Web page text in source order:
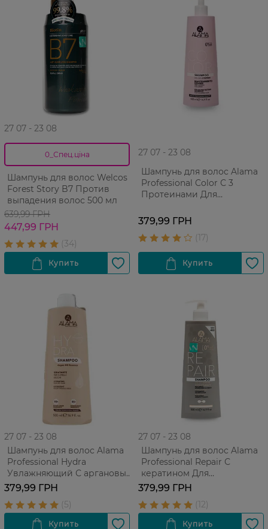
27 07 - 23 08
0_Спец.ціна
Шампунь для волос Welcos
Forest Story B7 Против
выпадения волос 500 мл
639,99 ГРН
447,99 ГРН
27 07 - 23 08
Шампунь для волос Alama
Professional Color С 3
Протеинами Для
379,99 ГРН
27 07 - 23 08
Шампунь для волос Alama
Professional Hydra
Увлажняющий С аргановым
маслом Для сухих волос 500
379,99 ГРН
27 07 - 23 08
Шампунь для волос Alama
Professional Repair С
кератином Для
поврежденных волос 500
379,99 ГРН